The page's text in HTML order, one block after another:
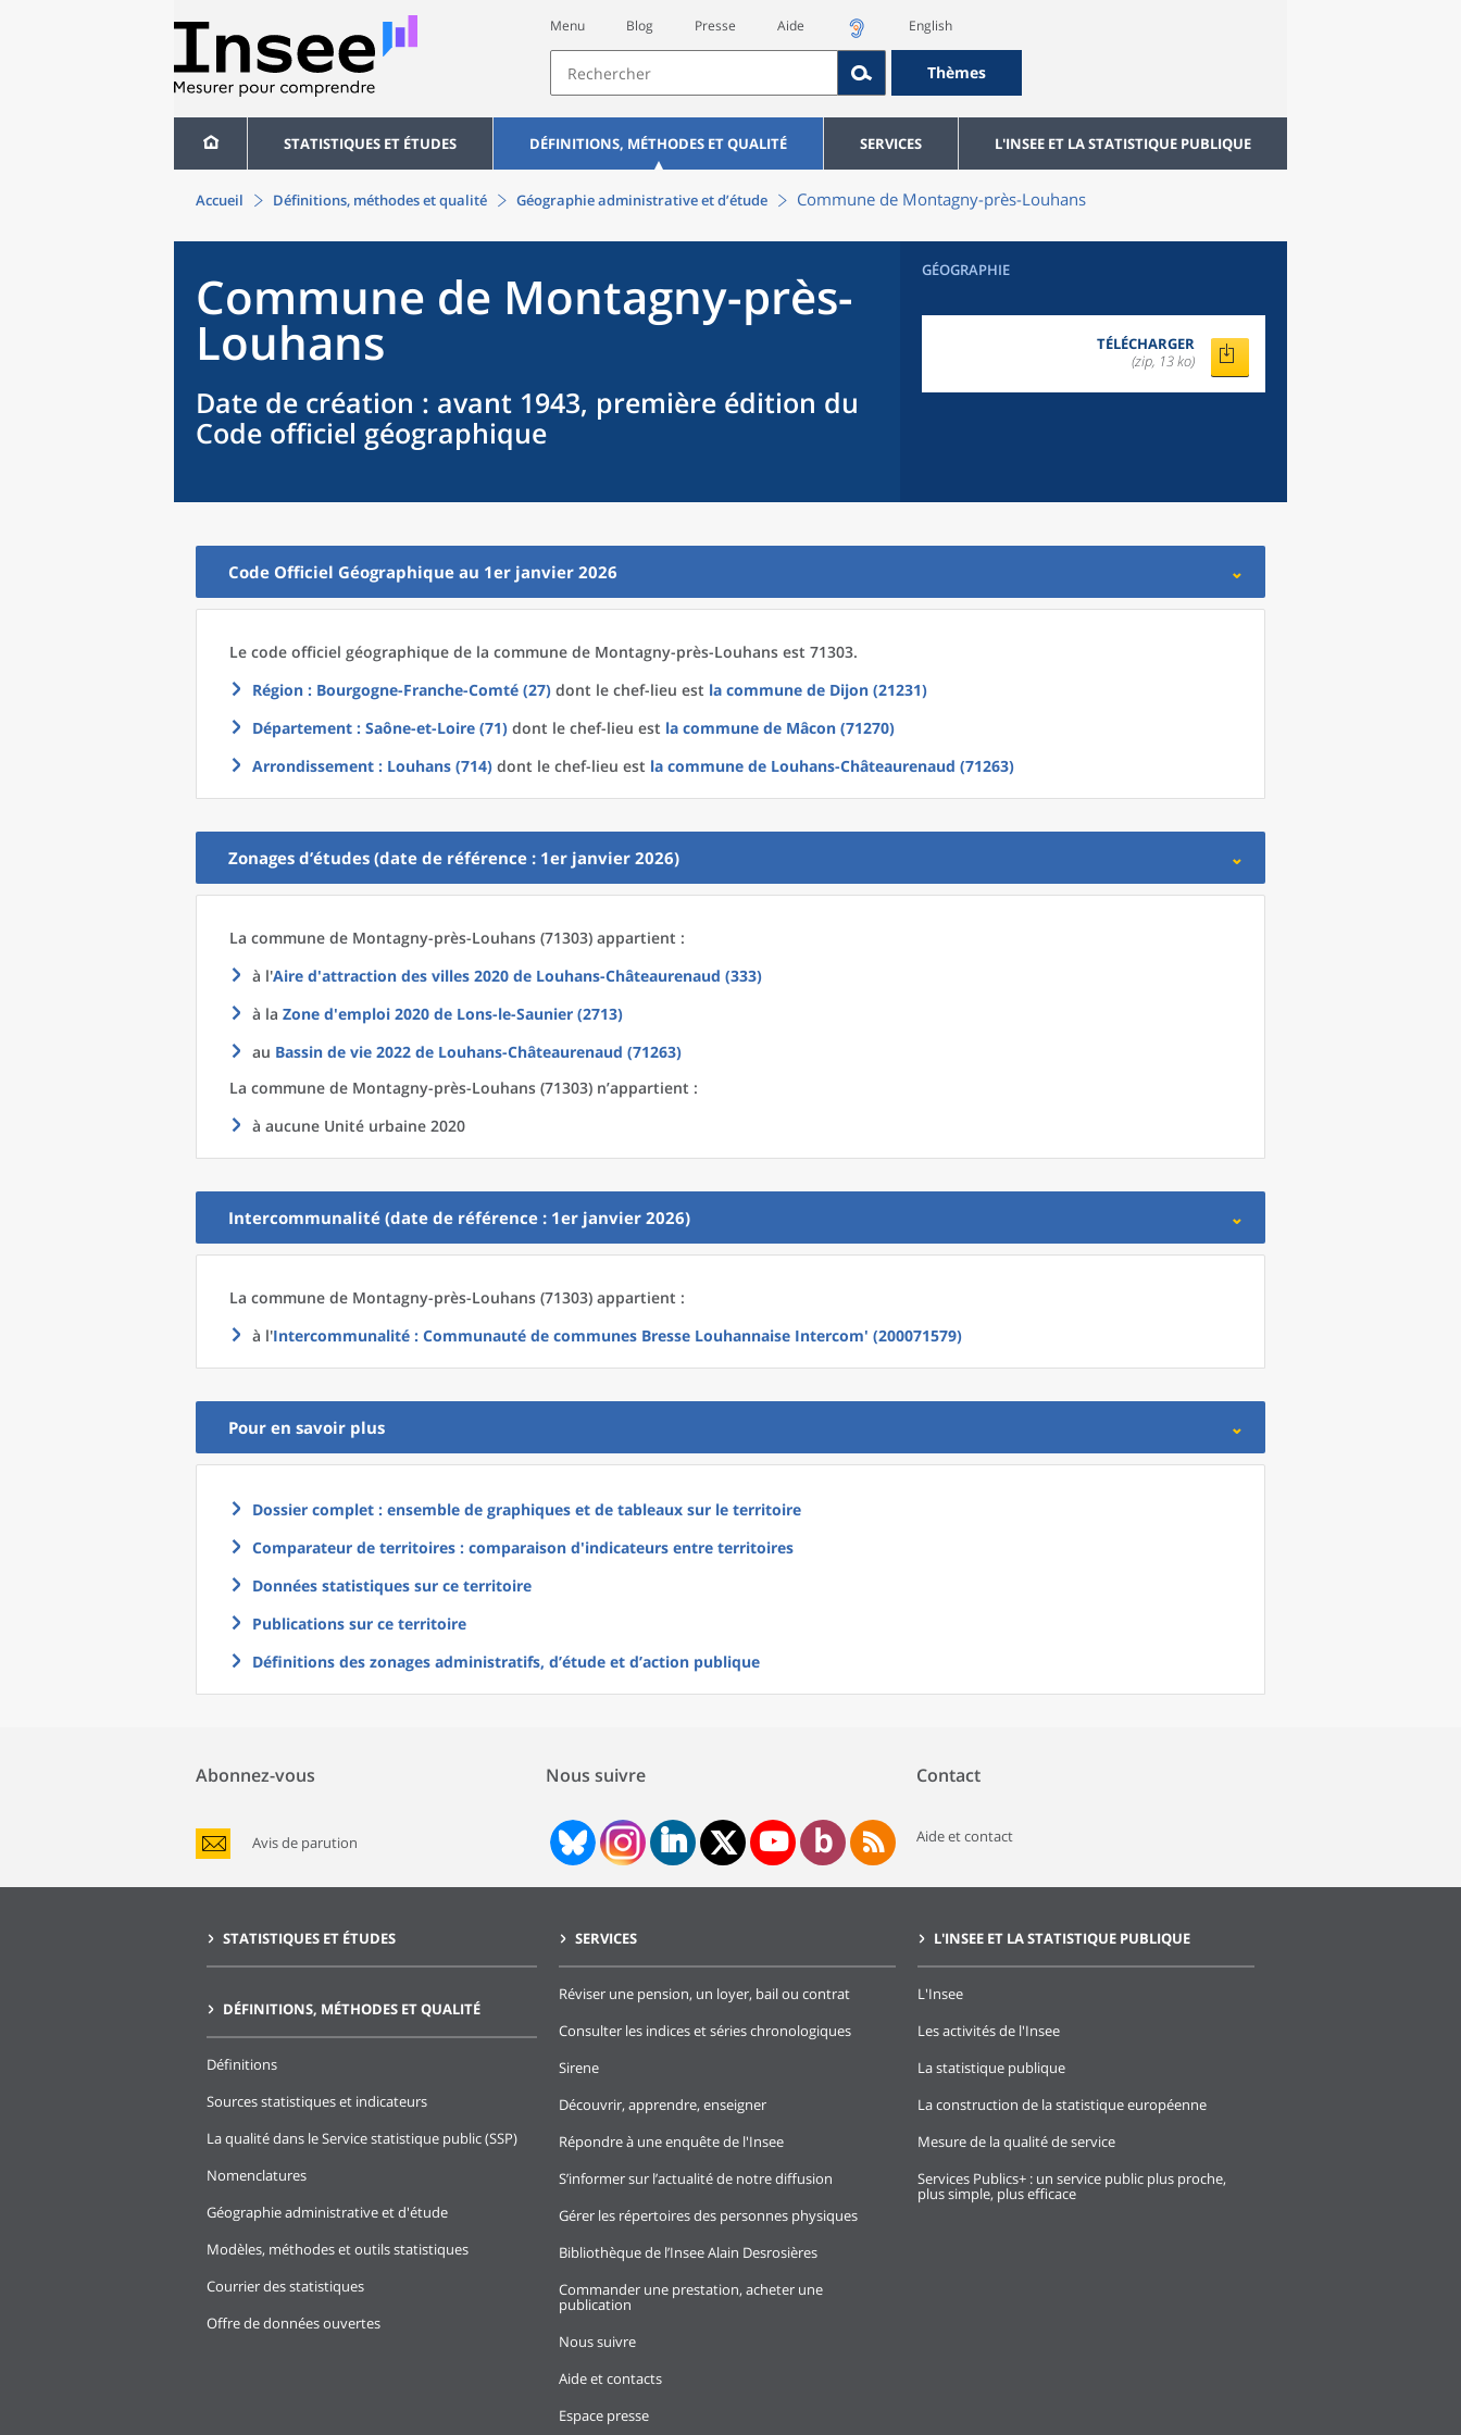
Menu Blog Presse Aide English
Thèmes
STATISTIQUES ET ÉTUDES DÉFINITIONS, MÉTHODES ET QUALITÉ SERVICES L'INSEE ET LA STATISTIQUE PUBLIQUE
Accueil Définitions, méthodes et qualité Géographie administrative et d’étude Commune de Montagny-près-Louhans
Commune de Montagny-près-
Louhans
Date de création : avant 1943, première édition du
Code officiel géographique
GÉOGRAPHIE
TÉLÉCHARGER
(zip, 13 ko)
Code Officiel Géographique au 1er janvier 2026
Le code officiel géographique de la commune de Montagny-près-Louhans est 71303.
Région : Bourgogne-Franche-Comté (27) dont le chef-lieu est la commune de Dijon (21231)
Département : Saône-et-Loire (71) dont le chef-lieu est la commune de Mâcon (71270)
Arrondissement : Louhans (714) dont le chef-lieu est la commune de Louhans-Châteaurenaud (71263)
Zonages d’études (date de référence : 1er janvier 2026)
La commune de Montagny-près-Louhans (71303) appartient :
à l'Aire d'attraction des villes 2020 de Louhans-Châteaurenaud (333)
à la Zone d'emploi 2020 de Lons-le-Saunier (2713)
au Bassin de vie 2022 de Louhans-Châteaurenaud (71263)
La commune de Montagny-près-Louhans (71303) n’appartient :
à aucune Unité urbaine 2020
Intercommunalité (date de référence : 1er janvier 2026)
La commune de Montagny-près-Louhans (71303) appartient :
à l'Intercommunalité : Communauté de communes Bresse Louhannaise Intercom' (200071579)
Pour en savoir plus
Dossier complet : ensemble de graphiques et de tableaux sur le territoire
Comparateur de territoires : comparaison d'indicateurs entre territoires
Données statistiques sur ce territoire
Publications sur ce territoire
Définitions des zonages administratifs, d’étude et d’action publique
Abonnez-vous
Avis de parution
Nous suivre Contact
Aide et contact
STATISTIQUES ET ÉTUDES
DÉFINITIONS, MÉTHODES ET QUALITÉ
Définitions
Sources statistiques et indicateurs
La qualité dans le Service statistique public (SSP)
Nomenclatures
Géographie administrative et d'étude
Modèles, méthodes et outils statistiques
Courrier des statistiques
Offre de données ouvertes
SERVICES
Réviser une pension, un loyer, bail ou contrat
Consulter les indices et séries chronologiques
Sirene
Découvrir, apprendre, enseigner
Répondre à une enquête de l'Insee
S’informer sur l’actualité de notre diffusion
Gérer les répertoires des personnes physiques
Bibliothèque de l’Insee Alain Desrosières
Commander une prestation, acheter une
publication
Nous suivre
Aide et contacts
Espace presse
L'INSEE ET LA STATISTIQUE PUBLIQUE
L'Insee
Les activités de l'Insee
La statistique publique
La construction de la statistique européenne
Mesure de la qualité de service
Services Publics+ : un service public plus proche,
plus simple, plus efficace